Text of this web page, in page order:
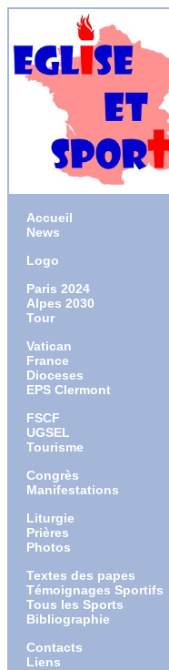
Accueil
News
Logo
Paris 2024
Alpes 2030
Tour
Vatican
France
Dioceses
EPS Clermont
FSCF
UGSEL
Tourisme
Congrès
Manifestations
Liturgie
Prières
Photos
Textes des papes
Témoignages Sportifs
Tous les Sports
Bibliographie
Contacts
Liens